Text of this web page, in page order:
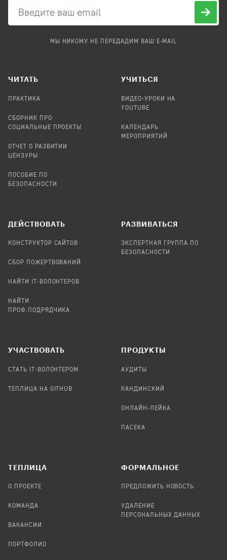
МЫ НИКОМУ НЕ ПЕРЕДАДИМ ВАШ E-MAIL
ЧИТАТЬ
ПРАКТИКА
СБОРНИК ПРО
СОЦИАЛЬНЫЕ ПРОЕКТЫ
ОТЧЕТ О РАЗВИТИИ
ЦЕНЗУРЫ
ПОСОБИЕ ПО
БЕЗОПАСНОСТИ
УЧИТЬСЯ
ВИДЕО-УРОКИ НА
YOUTUBE
КАЛЕНДАРЬ
МЕРОПРИЯТИЙ
ДЕЙСТВОВАТЬ
КОНСТРУКТОР САЙТОВ
СБОР ПОЖЕРТВОВАНИЙ
НАЙТИ IT-ВОЛОНТЕРОВ
НАЙТИ
ПРОФ.ПОДРЯДЧИКА
РАЗВИВАТЬСЯ
ЭКСПЕРТНАЯ ГРУППА ПО
БЕЗОПАСНОСТИ
УЧАСТВОВАТЬ
СТАТЬ IT-ВОЛОНТЕРОМ
ТЕПЛИЦА НА GITHUB
ПРОДУКТЫ
АУДИТЫ
КАНДИНСКИЙ
ОНЛАЙН-ЛЕЙКА
ПАСЕКА
TЕПЛИЦА
О ПРОЕКТЕ
КОМАНДА
ВАКАНСИИ
ПОРТФОЛИО
ФОРМАЛЬНОЕ
ПРЕДЛОЖИТЬ НОВОСТЬ
УДАЛЕНИЕ
ПЕРСОНАЛЬНЫХ ДАННЫХ